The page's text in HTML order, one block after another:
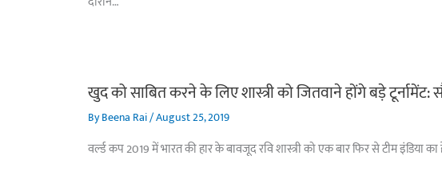
खुद को साबित करने के लिए शास्त्री को जितवाने होंगे बड़े टूर्नामेंट:
ByBeena Rai/August 25, 2019
वर्ल्ड कप 2019 में भारत की हार के बावजूद रवि शास्त्री को एक बार फिर से टीम इंडिया का